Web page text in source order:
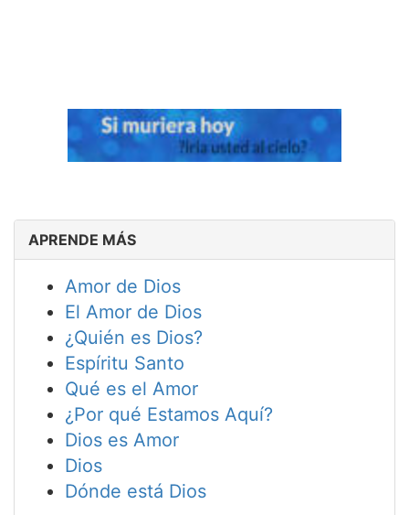
APRENDE MÁS
Amor de Dios
El Amor de Dios
¿Quién es Dios?
Espíritu Santo
Qué es el Amor
¿Por qué Estamos Aquí?
Dios es Amor
Dios
Dónde está Dios